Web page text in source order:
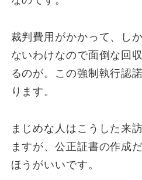
裁判費用がかかって、し
ないわけなので面倒な回
るのが。この強制執行認
ります。
まじめな人はこうした来
ますが、公正証書の作成
ほうがいいです。